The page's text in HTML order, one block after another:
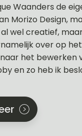
Waanders de
Morizo Design,
wel creatief,
over op
het bewerken
en zo heb ik